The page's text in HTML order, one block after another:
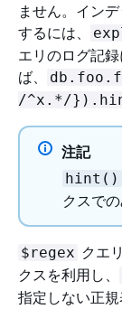
ません。イン
するには、
エリのログ記
ば、
/^x.*/
注記
hint()
クスで
$regex クエ
クスを利用し、
指定しない正規